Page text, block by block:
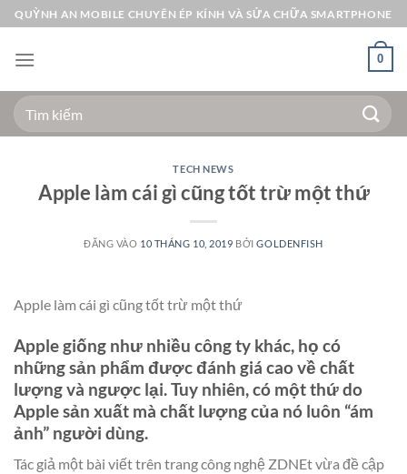
Bỏ
qua
nội
QUỲNH AN MOBILE CHUYÊN ÉP KÍNH VÀ SỬA CHỮA SMARTPHONE
0
Tìm
kiếm:
TECH NEWS
Apple làm cái gì cũng tốt trừ một thứ
ĐĂNG VÀO 10 THÁNG 10, 2019 BỞIGOLDENFISH
Apple làm cái gì cũng tốt trừ một thứ
Apple giống như nhiều công ty khác, họ có
những sản phẩm được đánh giá cao về chất
lượng và ngược lại. Tuy nhiên, có một thứ do
Apple sản xuất mà chất lượng của nó luôn “ám
ảnh” người dùng.
Tác giả một bài viết trên trang công nghệ ZDNEt vừa đề cập